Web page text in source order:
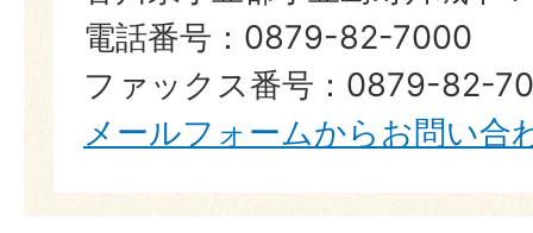
電話番号：0879-82-7000
ファックス番号：0879-82-
メールフォームからお問い合